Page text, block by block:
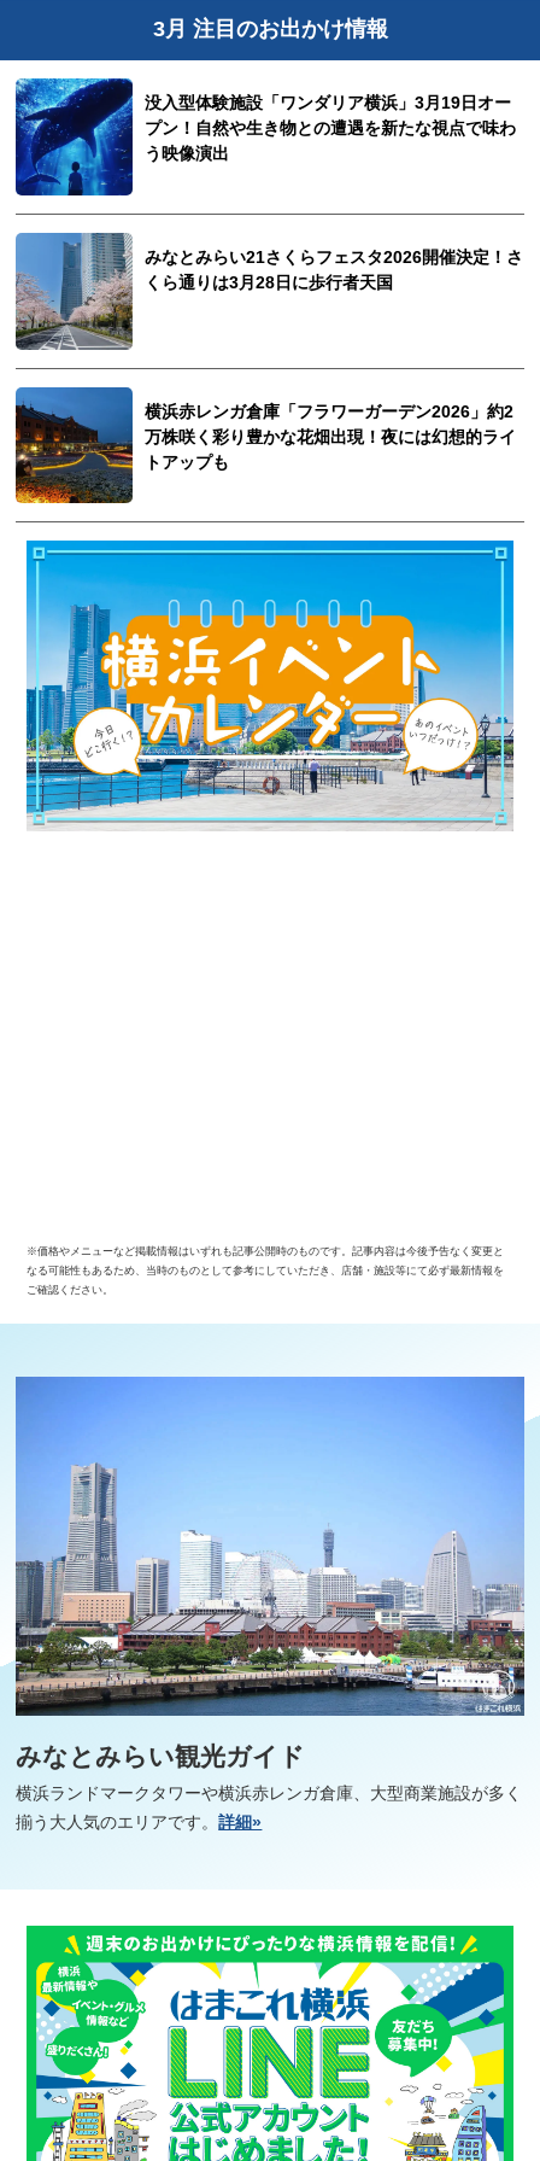
3月 注目のお出かけ情報
没入型体験施設「ワンダリア横浜」3月19日オー
プン！自然や生き物との遭遇を新たな視点で味わ
う映像演出
みなとみらい21さくらフェスタ2026開催決定！さ
くら通りは3月28日に歩行者天国
横浜赤レンガ倉庫「フラワーガーデン2026」約2
万株咲く彩り豊かな花畑出現！夜には幻想的ライ
トアップも
※価格やメニューなど掲載情報はいずれも記事公開時のものです。記事内容は今後予告なく変更と
なる可能性もあるため、当時のものとして参考にしていただき、店舗・施設等にて必ず最新情報を
ご確認ください。
みなとみらい観光ガイド
横浜ランドマークタワーや横浜赤レンガ倉庫、大型商業施設が多く
揃う大人気のエリアです。詳細»